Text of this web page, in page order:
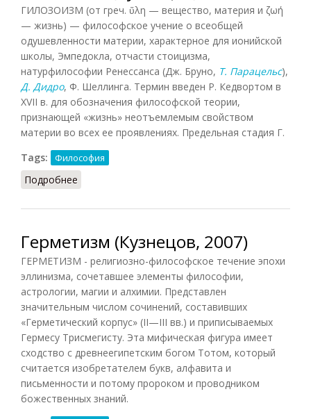
ГИЛОЗОИЗМ (от греч. ὕλη — вещество, материя и ζωή
— жизнь) — философское учение о всеобщей
одушевленности материи, характерное для ионийской
школы, Эмпедокла, отчасти стоицизма,
натурфилософии Ренессанса (Дж. Бруно, Т. Парацельс),
Д. Дидро, Ф. Шеллинга. Термин введен Р. Кедвортом в
XVII в. для обозначения философской теории,
признающей «жизнь» неотъемлемым свойством
материи во всех ее проявлениях. Предельная стадия Г.
Tags:
Философия
Подробнее
Герметизм (Кузнецов, 2007)
ГЕРМЕТИЗМ - религиозно-философское течение эпохи
эллинизма, сочетавшее элементы философии,
астрологии, магии и алхимии. Представлен
значительным числом сочинений, составивших
«Герметический корпус» (II—III вв.) и приписываемых
Гермесу Трисмегисту. Эта мифическая фигура имеет
сходство с древнеегипетским богом Тотом, который
считается изобретателем букв, алфавита и
письменности и потому пророком и проводником
божественных знаний.